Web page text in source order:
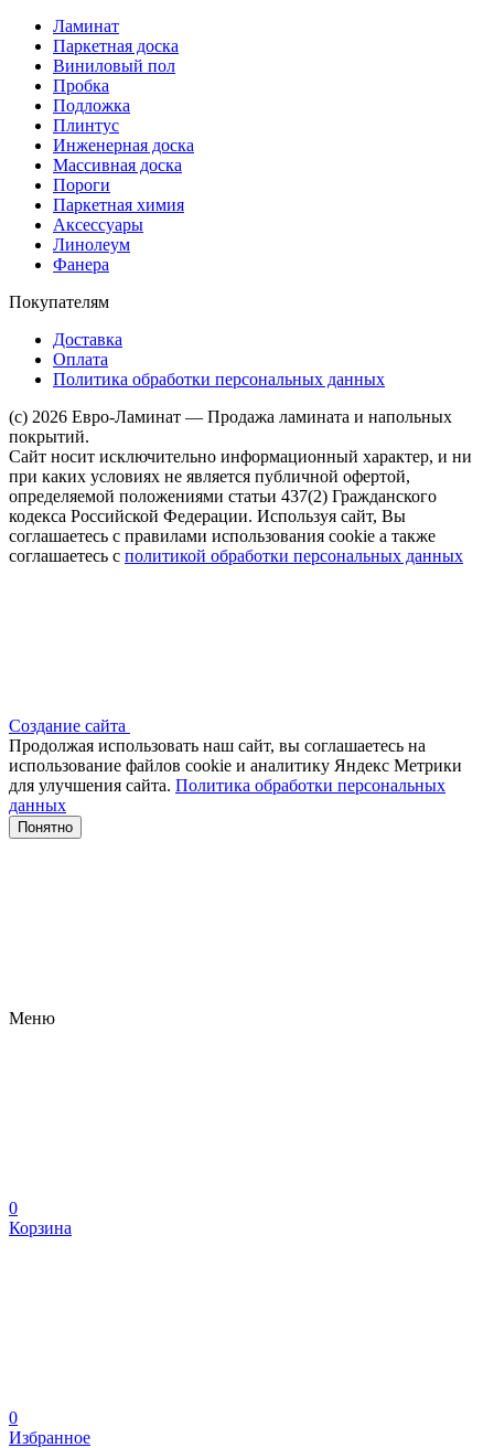
Ламинат
Паркетная доска
Виниловый пол
Пробка
Подложка
Плинтус
Инженерная доска
Массивная доска
Пороги
Паркетная химия
Аксессуары
Линолеум
Фанера
Покупателям
Доставка
Оплата
Политика обработки персональных данных
(c) 2026 Евро-Ламинат — Продажа ламината и напольных
покрытий.
Сайт носит исключительно информационный характер, и ни
при каких условиях не является публичной офертой,
определяемой положениями статьи 437(2) Гражданского
кодекса Российской Федерации. Используя сайт, Вы
соглашаетесь с правилами использования cookie а также
соглашаетесь с политикой обработки персональных данных
Создание сайта
Продолжая использовать наш сайт, вы соглашаетесь на
использование файлов сооkіе и аналитику Яндекс Метрики
для улучшения сайта. Политика обработки персональных
данных
Понятно
Меню
0
Корзина
0
Избранное